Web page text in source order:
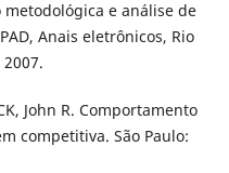
e análise de
Anais eletrônicos, Rio
John R. Comportamento
competitiva. São Paulo: